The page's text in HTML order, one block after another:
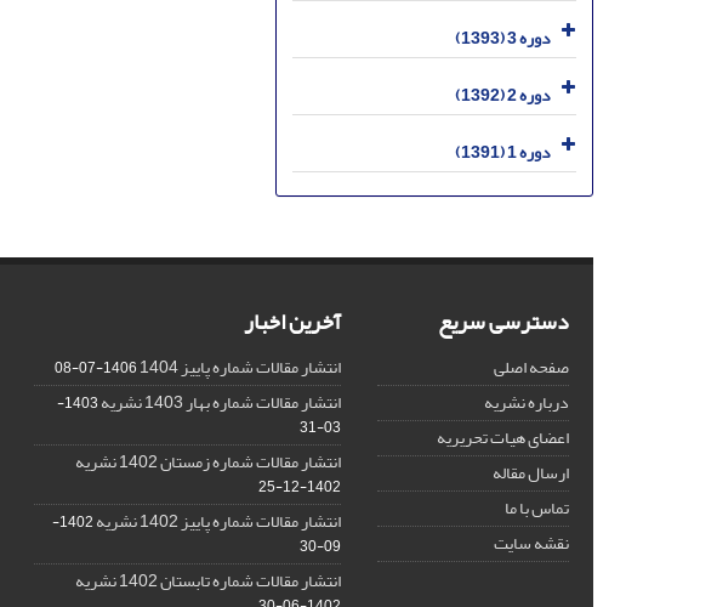
دوره 3 (1393)
دوره 2 (1392)
دوره 1 (1391)
دسترسی سریع
صفحه اصلی
درباره نشریه
اعضای هیات تحریریه
ارسال مقاله
تماس با ما
نقشه سایت
آخرین اخبار
انتشار مقالات شماره پاییز 1404 1406-07-08
انتشار مقالات شماره بهار 1403 نشریه
1403-
03-31
انتشار مقالات شماره زمستان 1402 نشریه
1402-12-25
انتشار مقالات شماره پاییز 1402 نشریه
1402-
09-30
انتشار مقالات شماره تابستان 1402 نشریه